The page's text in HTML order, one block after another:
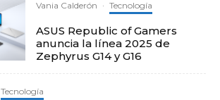
Vania Calderón · Tecnología
ASUS Republic of Gamers
anuncia la línea 2025 de
Zephyrus G14 y G16
Tecnología